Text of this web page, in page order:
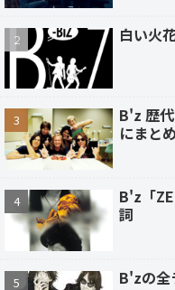
白い火
B'z 歴
にまと
B'z「
詞
B'zの全